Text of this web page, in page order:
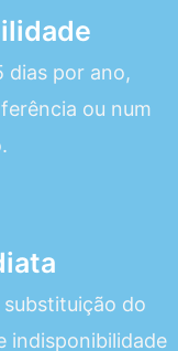
dias por ano,
ou num
do
indisponibilidade